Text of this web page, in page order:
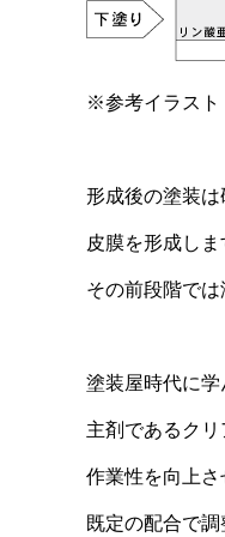
※参考イラス
形成後の塗装
皮膜を形成し
その前段階では
塗装屋時代に学
主剤であるク
作業性を向上
既定の配合で調